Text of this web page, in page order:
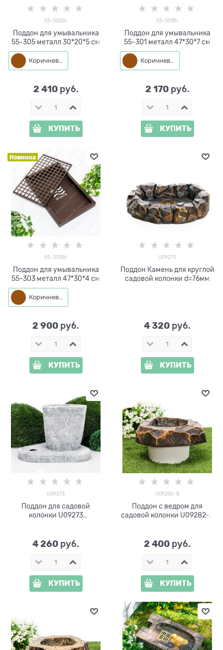
55-305Br
Поддон для умывальника
55-305 металл 30*20*5 см
Коричневый
2 410 руб.
КУПИТЬ
55-301Br
Поддон для умывальника
55-301 металл 47*30*7 см
Коричневый
2 170 руб.
КУПИТЬ
Новинка
55-303Br
Поддон для умывальника
55-303 металл 47*30*4 см
Коричневый
2 900 руб.
КУПИТЬ
U09275
Поддон Камень для круглой
садовой колонки d=76мм
4 320 руб.
КУПИТЬ
U09273
Поддон для садовой
колонки U09273
4 260 руб.
КУПИТЬ
U09282-В
Поддон с ведром для
садовой колонки U09282-В
2 400 руб.
КУПИТЬ